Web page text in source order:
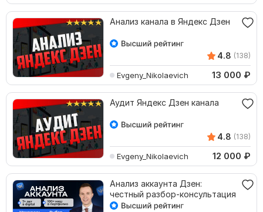
Анализ канала в Яндекс Дзен
4.8 (138)
Evgeny_Nikolaevich 13 000 ₽
Аудит Яндекс Дзен канала
4.8 (138)
Evgeny_Nikolaevich 12 000 ₽
Анализ аккаунта Дзен:
честный разбор-консультация